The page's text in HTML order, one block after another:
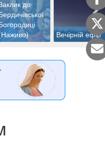
до
Вечірній ефір